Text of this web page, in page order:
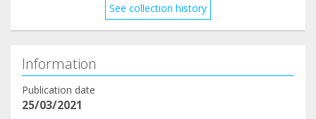
Ancora grazie.
See collection history
Information
Publication date
25/03/2021